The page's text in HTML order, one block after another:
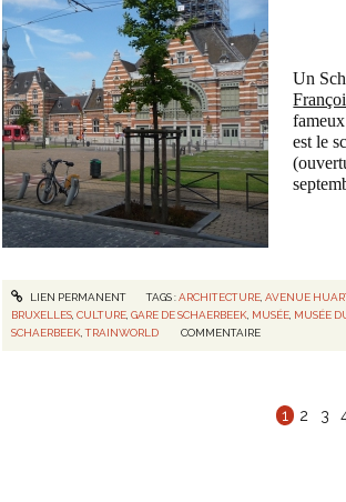
Un
est le
LIEN PERMANENT TAGS :ARCHITECTURE, AVENUE
BRUXELLES,CULTURE,GARE DE SCHAERBEEK, MUSÉE, MUSÉE
SCHAERBEEK,TRAINWORLD COMMENTAIRE
1 2 3